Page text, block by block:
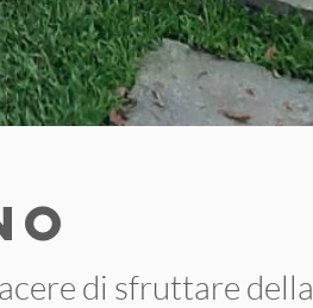
di sfruttare della